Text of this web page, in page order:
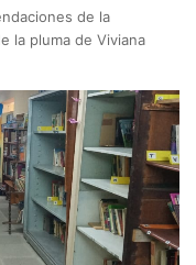
de la
la pluma de Viviana